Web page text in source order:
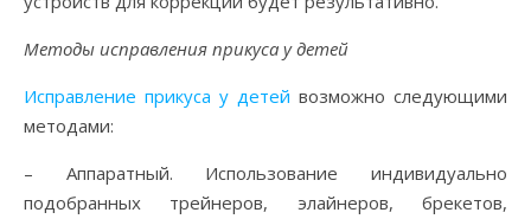
Методы исправления прикуса у детей
Исправление прикуса у детей возможно следующими
методами:
– Аппаратный. Использование индивидуально
подобранных трейнеров, элайнеров, брекетов,